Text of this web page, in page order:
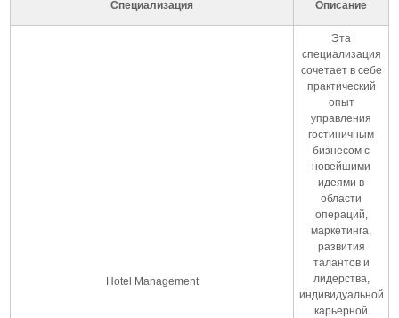
Специализация Описание
Hotel Management
Эта
специализация
сочетает в себе
практический
опыт
управления
гостиничным
бизнесом с
новейшими
идеями в
области
операций,
маркетинга,
развития
талантов и
лидерства,
индивидуальной
карьерной